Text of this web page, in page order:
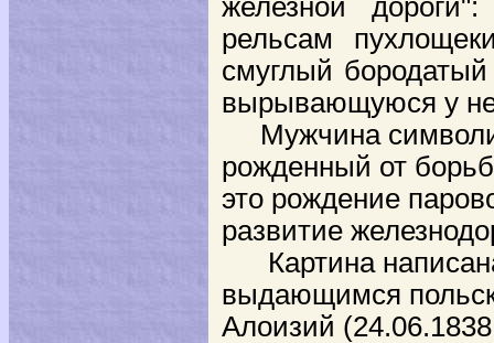
железной дороги":
рельсам
смуглый
вырывающуюся у
Мужчина
рожденный от
это рождение
развитие
Картина написана
выдающимся
Алоизий